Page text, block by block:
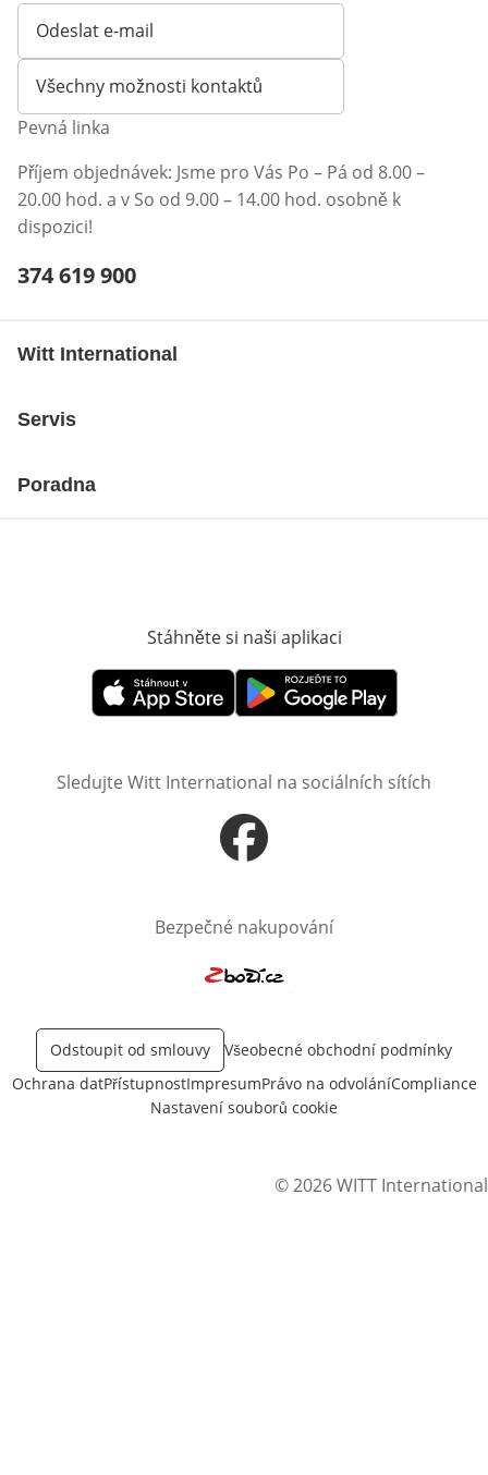
Odeslat e-mail
Otevírá e-mailového klienta
Všechny možnosti kontaktů
Pevná linka
Příjem objednávek: Jsme pro Vás Po – Pá od 8.00 –
20.00 hod. a v So od 9.00 – 14.00 hod. osobně k
dispozici!
Telefonní číslo:
374 619 900
Witt International
Servis
Poradna
Stáhněte si naši aplikaci
Otevře v novém okněOtevře v novém okně
Sledujte Witt International na sociálních sítích
Otevře v novém okně
Bezpečné nakupování
Odstoupit od smlouvy
Všeobecné obchodní podmínky
Ochrana datPřístupnostImpresumPrávo na odvoláníCompliance
Nastavení souborů cookie
© 2026 WITT International